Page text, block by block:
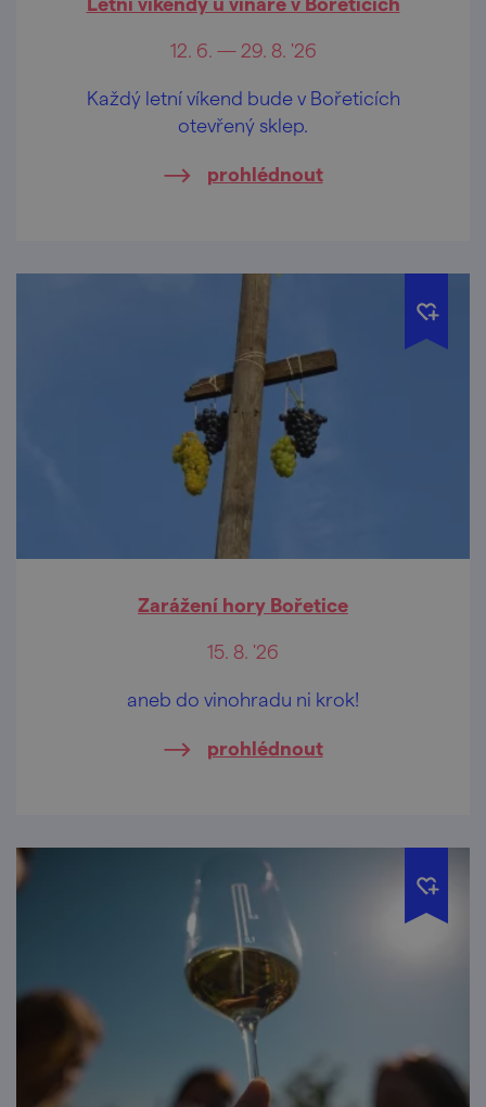
12. 6. — 29. 8. '26
Každý letní víkend bude v Bořeticích
otevřený sklep.
prohlédnout
Zarážení hory Bořetice
15. 8. '26
aneb do vinohradu ni krok!
prohlédnout